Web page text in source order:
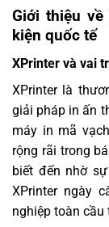
Giới thiệu
kiện quốc tế
XPrinter và vai
XPrinter là
giải pháp in ấn
máy in mã
rộng rãi trong
biết đến nhờ
XPrinter ngày
nghiệp toàn